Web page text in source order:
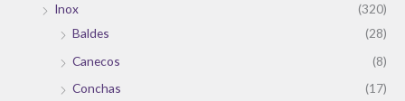
Inox
(320)
Baldes
(28)
Canecos
(8)
Conchas
(17)